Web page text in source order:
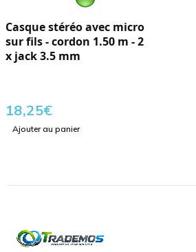
Casque stéréo avec micro
sur fils - cordon 1.50 m - 2
x jack 3.5 mm
18,25€
Ajouter au panier